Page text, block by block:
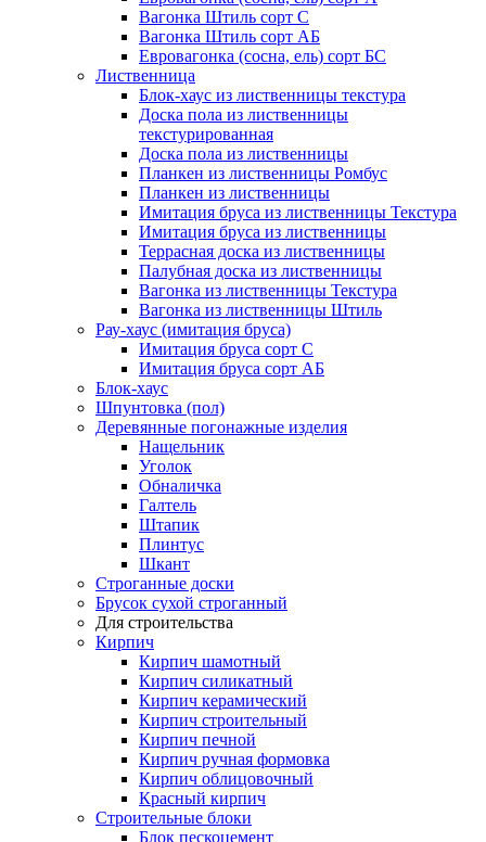
Вагонка Штиль сорт С
Вагонка Штиль сорт АБ
Евровагонка (сосна, ель) сорт БС
Лиственница
Блок-хаус из лиственницы текстура
Доска пола из лиственницы
текстурированная
Доска пола из лиственницы
Планкен из лиственницы Ромбус
Планкен из лиственницы
Имитация бруса из лиственницы Текстура
Имитация бруса из лиственницы
Террасная доска из лиственницы
Палубная доска из лиственницы
Вагонка из лиственницы Текстура
Вагонка из лиственницы Штиль
Рау-хаус (имитация бруса)
Имитация бруса сорт С
Имитация бруса сорт АБ
Блок-хаус
Шпунтовка (пол)
Деревянные погонажные изделия
Нащельник
Уголок
Обналичка
Галтель
Штапик
Плинтус
Шкант
Строганные доски
Брусок сухой строганный
Для строительства
Кирпич
Кирпич шамотный
Кирпич силикатный
Кирпич керамический
Кирпич строительный
Кирпич печной
Кирпич ручная формовка
Кирпич облицовочный
Красный кирпич
Строительные блоки
Блок пескоцемент